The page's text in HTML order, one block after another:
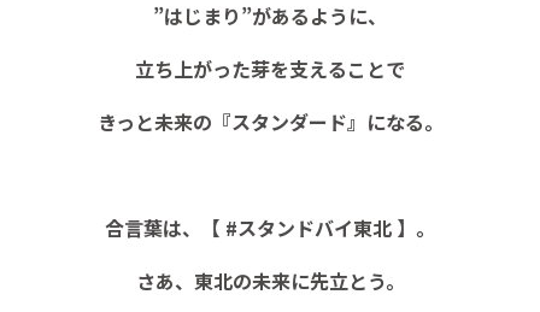
”はじまり”があるように、
立ち上がった芽を支えることで
きっと未来の『スタンダード』になる。
合言葉は、【 #スタンドバイ東北 】。
さあ、東北の未来に先立とう。